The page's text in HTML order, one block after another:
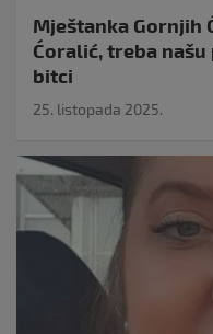
Mještanka Gornjih
Ćoralić, treba
bitci
25. listopada 2025.